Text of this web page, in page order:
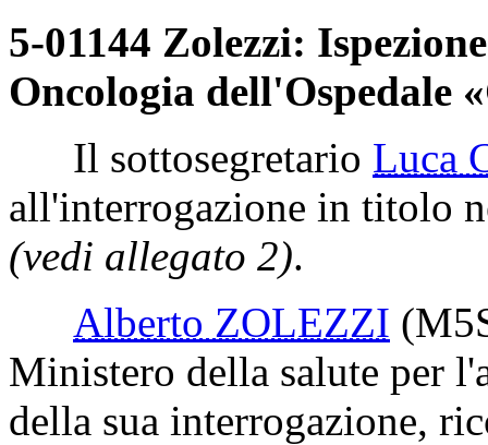
5-01144 Zolezzi:
Oncologia dell'Ospedale
Il sottosegretario Luca
all'interrogazione in titolo
(vedi allegato 2).
Alberto ZOLEZZI
Ministero della salute per
della sua interrogazione,